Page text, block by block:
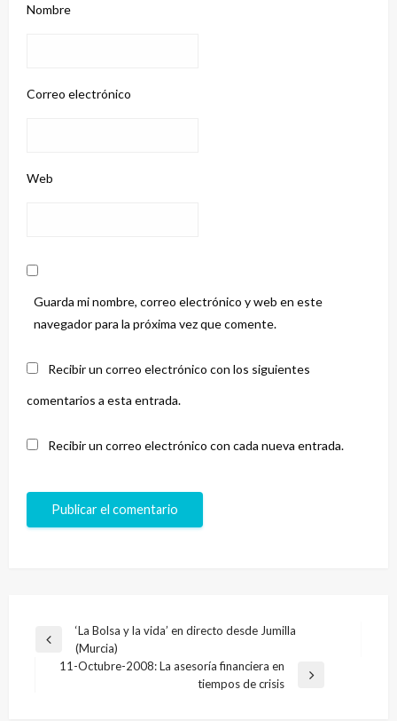
Nombre
Correo electrónico
Web
Guarda mi nombre, correo electrónico y web en este
navegador para la próxima vez que comente.
Recibir un correo electrónico con los siguientes
comentarios a esta entrada.
Recibir un correo electrónico con cada nueva entrada.
Navegación
Entrada
anterior
‘La Bolsa y la vida’ en directo desde Jumilla
(Murcia)
11-Octubre-2008: La asesoría financiera en
tiempos de crisis